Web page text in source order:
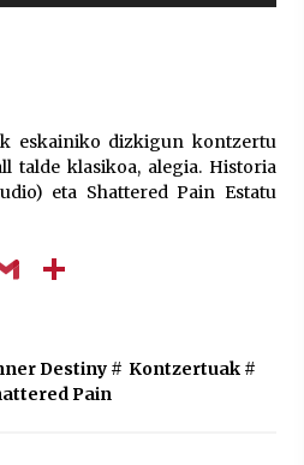
buruzko erreportaia
07/16
01
jaisteko.
eskainiko dizkigun kontzertu
talde klasikoa, alegia. Historia
eta Shattered Pain Estatu
Gmail
Destiny # Kontzertuak #
Pain